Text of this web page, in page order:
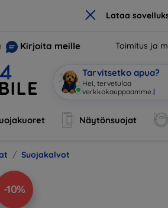
× Lataa
Kirjoita meille Toimitus ja
Tarvitsetko apua?
Hei, tervetuloa verkkoka
Näytönsuojat
Suojakalvot
-10%